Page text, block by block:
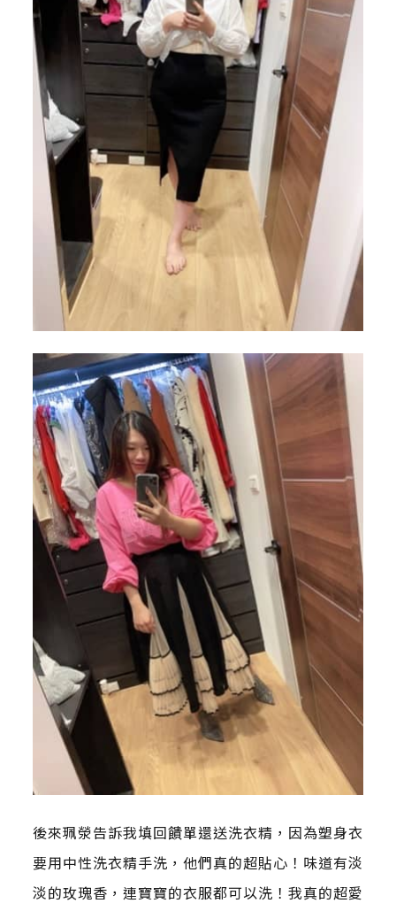
後來珮滎告訴我填回饋單還送洗衣精，因為塑身衣
要用中性洗衣精手洗，他們真的超貼心！味道有淡
淡的玫瑰香，連寶寶的衣服都可以洗！我真的超愛